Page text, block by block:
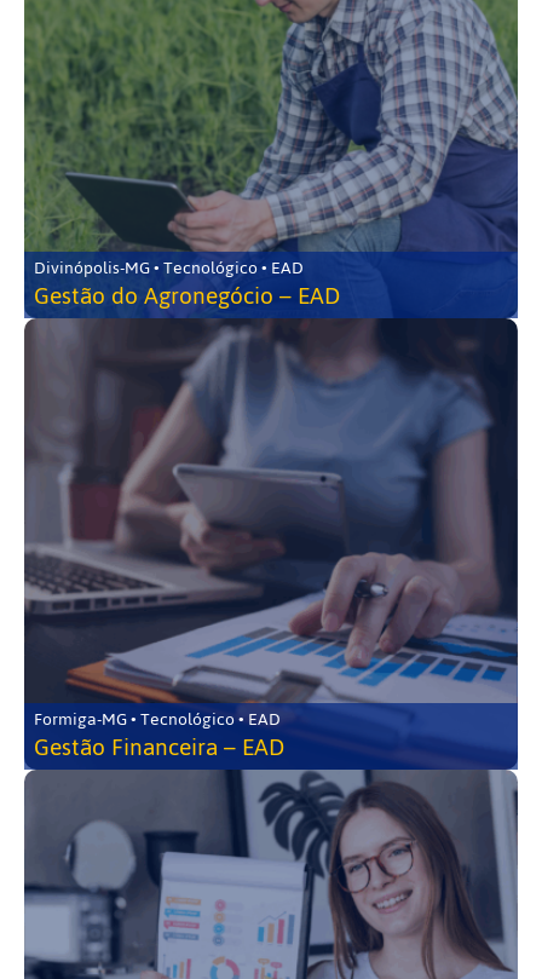
Divinópolis-MG • Tecnológico • EAD
Gestão do Agronegócio – EAD
Formiga-MG • Tecnológico • EAD
Gestão Financeira – EAD